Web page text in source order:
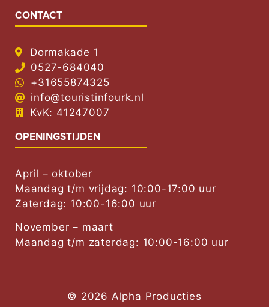
CONTACT
Dormakade 1
0527-684040
+31655874325
info@touristinfourk.nl
KvK: 41247007
OPENINGSTIJDEN
April – oktober
Maandag t/m vrijdag: 10:00-17:00 uur
Zaterdag: 10:00-16:00 uur
November – maart
Maandag t/m zaterdag: 10:00-16:00 uur
© 2026 Alpha Producties